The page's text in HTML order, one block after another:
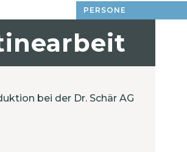
PERSONE
bei der Dr. Schär AG